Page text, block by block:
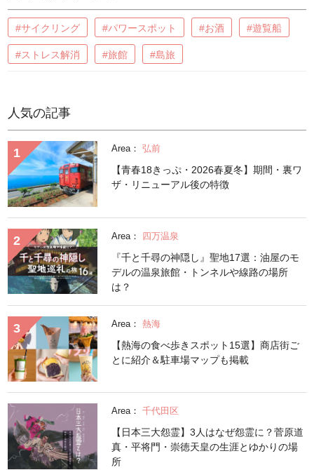
#サイクリング #パワースポット #お酒 #遊覧船
#ストレス解消 #旅館 #島旅
人気の記事
Area： 弘前
【青春18きっぷ・2026春夏冬】期間・裏ワ
ザ・リニューアル後の特徴
Area： 四万温泉
『千と千尋の神隠し』聖地17選：油屋のモ
デルの温泉旅館・トンネルや線路の場所
は？
Area： 熱海
【熱海の食べ歩きスポット15選】商店街ご
とに紹介＆駐車場マップも掲載
Area： 千代田区
【日本三大怨霊】3人はなぜ怨霊に？菅原道
真・平将門・崇徳天皇の生涯とゆかりの場
所